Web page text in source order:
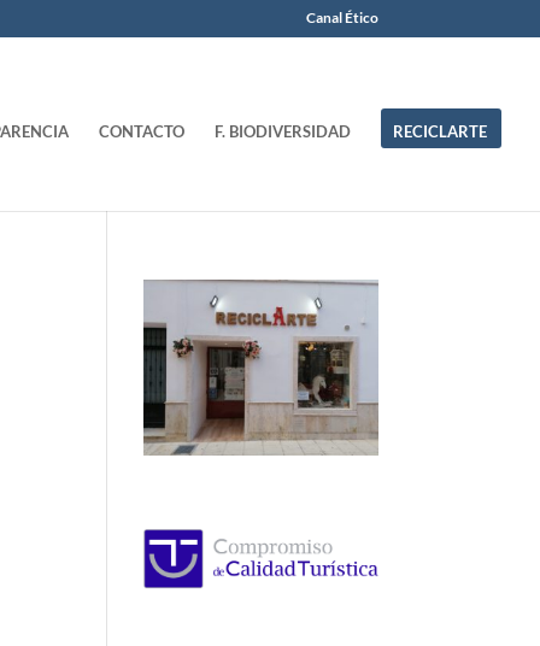
Canal Ético
CONTACTO F. BIODIVERSIDAD RECICLARTE